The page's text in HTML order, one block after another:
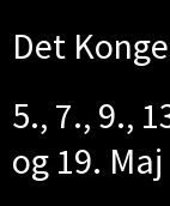
Det
5., 7., 9.,
og 19. Maj